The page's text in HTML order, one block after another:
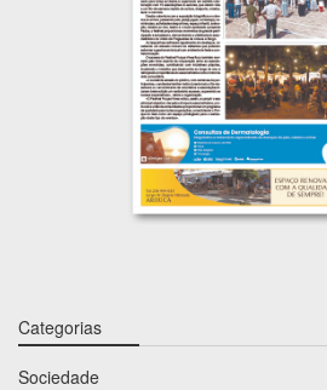
Categorias
Sociedade